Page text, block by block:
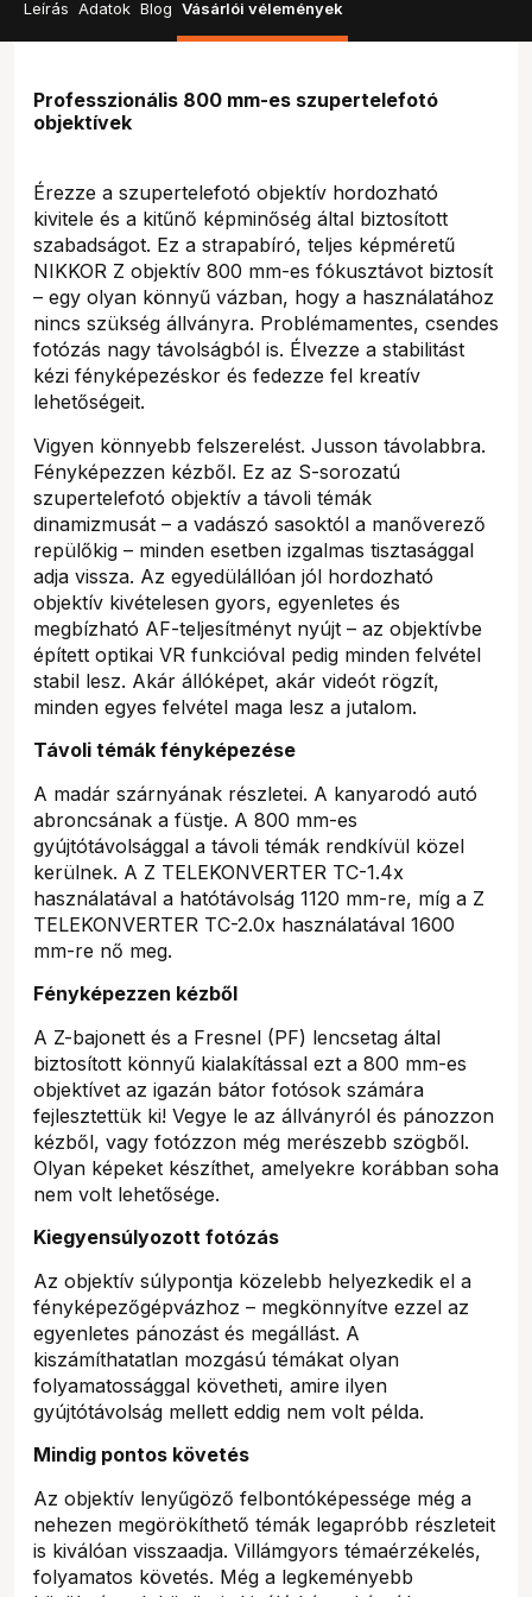
Leírás Adatok Blog Vásárlói vélemények
Professzionális 800 mm-es szupertelefotó
objektívek
Érezze a szupertelefotó objektív hordozható
kivitele és a kitűnő képminőség által biztosított
szabadságot. Ez a strapabíró, teljes képméretű
NIKKOR Z objektív 800 mm-es fókusztávot biztosít
– egy olyan könnyű vázban, hogy a használatához
nincs szükség állványra. Problémamentes, csendes
fotózás nagy távolságból is. Élvezze a stabilitást
kézi fényképezéskor és fedezze fel kreatív
lehetőségeit.
Vigyen könnyebb felszerelést. Jusson távolabbra.
Fényképezzen kézből. Ez az S-sorozatú
szupertelefotó objektív a távoli témák
dinamizmusát – a vadászó sasoktól a manőverező
repülőkig – minden esetben izgalmas tisztasággal
adja vissza. Az egyedülállóan jól hordozható
objektív kivételesen gyors, egyenletes és
megbízható AF-teljesítményt nyújt – az objektívbe
épített optikai VR funkcióval pedig minden felvétel
stabil lesz. Akár állóképet, akár videót rögzít,
minden egyes felvétel maga lesz a jutalom.
Távoli témák fényképezése
A madár szárnyának részletei. A kanyarodó autó
abroncsának a füstje. A 800 mm-es
gyújtótávolsággal a távoli témák rendkívül közel
kerülnek. A Z TELEKONVERTER TC-1.4x
használatával a hatótávolság 1120 mm-re, míg a Z
TELEKONVERTER TC-2.0x használatával 1600
mm-re nő meg.
Fényképezzen kézből
A Z-bajonett és a Fresnel (PF) lencsetag által
biztosított könnyű kialakítással ezt a 800 mm-es
objektívet az igazán bátor fotósok számára
fejlesztettük ki! Vegye le az állványról és pánozzon
kézből, vagy fotózzon még merészebb szögből.
Olyan képeket készíthet, amelyekre korábban soha
nem volt lehetősége.
Kiegyensúlyozott fotózás
Az objektív súlypontja közelebb helyezkedik el a
fényképezőgépvázhoz – megkönnyítve ezzel az
egyenletes pánozást és megállást. A
kiszámíthatatlan mozgású témákat olyan
folyamatossággal követheti, amire ilyen
gyújtótávolság mellett eddig nem volt példa.
Mindig pontos követés
Az objektív lenyűgöző felbontóképessége még a
nehezen megörökíthető témák legapróbb részleteit
is kiválóan visszaadja. Villámgyors témaérzékelés,
folyamatos követés. Még a legkeményebb